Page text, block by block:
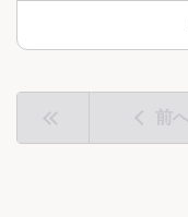
前へ